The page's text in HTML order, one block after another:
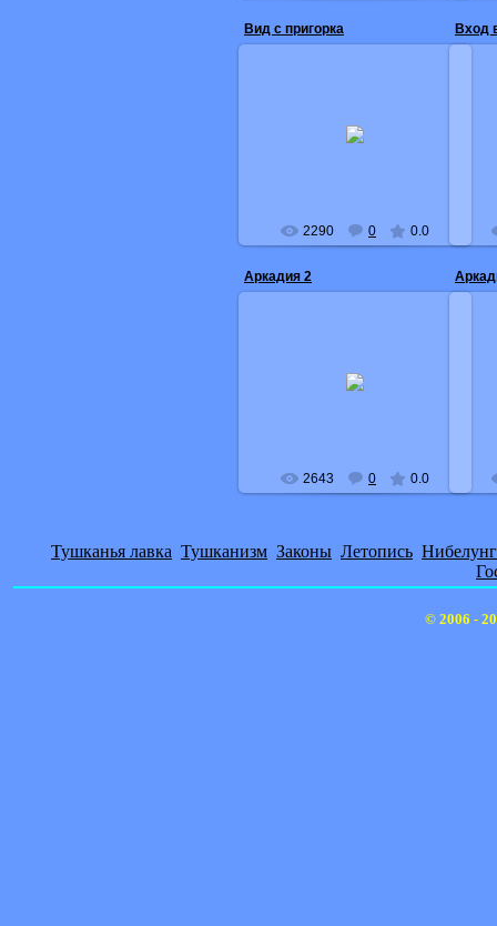
Вид с пригорка
В районе данжа гп
2290 0 0.0
Вход
Аркадия 2
Собрался уплывать и решил
сфотать.
2643 0 0.0
Тушканья лавка Тушканизм Законы Летопись
© 2006 -